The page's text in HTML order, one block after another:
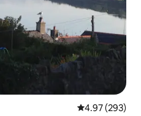
Calificación
4.97 (293)